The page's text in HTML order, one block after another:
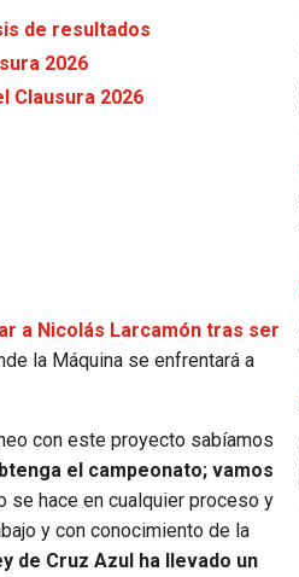
de resultados
2026
Clausura 2026
a Nicolás Larcamón tras ser
la Máquina se enfrentará a
con este proyecto sabíamos
el campeonato; vamos
se hace en cualquier proceso y
y con conocimiento de la
de Cruz Azul ha llevado un